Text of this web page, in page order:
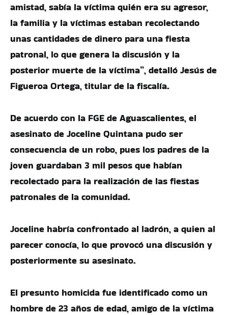
amistad, sabía la víctima quién era su agresor,
la familia y la víctimas estaban recolectando
unas cantidades de dinero para una fiesta
patronal, lo que genera la discusión y la
posterior muerte de la víctima”, detalló Jesús de
Figueroa Ortega, titular de la fiscalía.
De acuerdo con la FGE de Aguascalientes, el
asesinato de Joceline Quintana pudo ser
consecuencia de un robo, pues los padres de la
joven guardaban 3 mil pesos que habían
recolectado para la realización de las fiestas
patronales de la comunidad.
Joceline habría confrontado al ladrón, a quien al
parecer conocía, lo que provocó una discusión y
posteriormente su asesinato.
El presunto homicida fue identificado como un
hombre de 23 años de edad, amigo de la víctima